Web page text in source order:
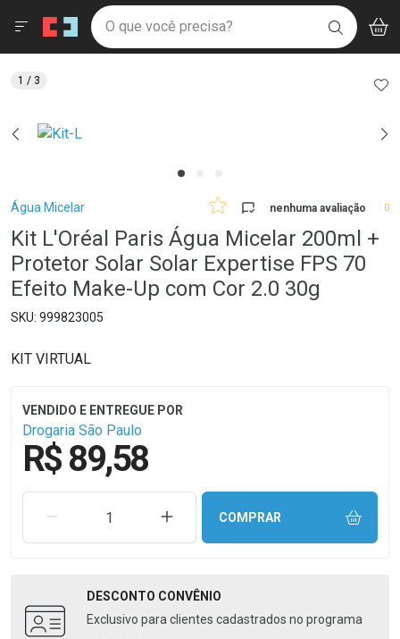
Drogaria São Paulo
Ir direto para a home
pela página
Ir direto para o conteúdo
Ir direto para a busca
Ir direto para a conta
Ir direto para a notificações
Ir direto para o carrinho
Faça a sua busca
O que você precisa? BUSCAR
Menu
Breadcrumb
Água Micelar nenhuma avaliação 0
Kit L'Oréal Paris Água Micelar 200ml +
Protetor Solar Solar Expertise FPS 70
Efeito Make-Up com Cor 2.0 30g
999823005
KIT VIRTUAL
Drogaria São Paulo
R$ 89,58
REMOVER UMA UNIDADEAUMENTAR UMA UNIDADE
COMPRAR
DESCONTO CONVÊNIO
Exclusivo para clientes cadastrados no programa
1 / 3